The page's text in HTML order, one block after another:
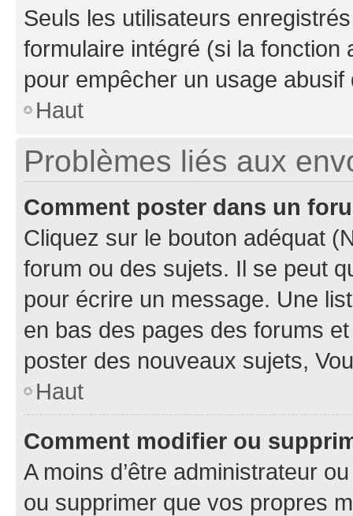
Seuls les utilisateurs
formulaire intégré (si la fonction
pour empêcher un usage
Haut
Problèmes liés aux
Comment poster dans un
Cliquez sur le bouton adéquat
forum ou des sujets. Il se peut
pour écrire un message. Une
en bas des pages des forums
poster des nouveaux sujets,
Haut
Comment modifier ou
A moins d’être administrateur
ou supprimer que vos propres